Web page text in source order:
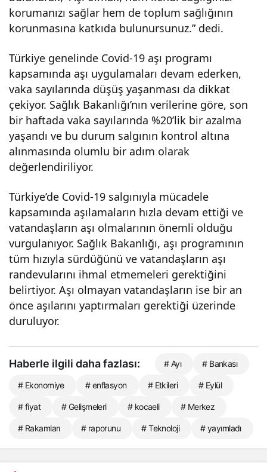
korumanızı sağlar hem de toplum sağlığının
korunmasına katkıda bulunursunuz.” dedi.
Türkiye genelinde Covid-19 aşı programı
kapsamında aşı uygulamaları devam ederken,
vaka sayılarında düşüş yaşanması da dikkat
çekiyor. Sağlık Bakanlığı’nın verilerine göre, son
bir haftada vaka sayılarında %20’lik bir azalma
yaşandı ve bu durum salgının kontrol altına
alınmasında olumlu bir adım olarak
değerlendiriliyor.
Türkiye’de Covid-19 salgınıyla mücadele
kapsamında aşılamaların hızla devam ettiği ve
vatandaşların aşı olmalarının önemli olduğu
vurgulanıyor. Sağlık Bakanlığı, aşı programının
tüm hızıyla sürdüğünü ve vatandaşların aşı
randevularını ihmal etmemeleri gerektiğini
belirtiyor. Aşı olmayan vatandaşların ise bir an
önce aşılarını yaptırmaları gerektiği üzerinde
duruluyor.
Haberle ilgili daha fazlası: # Ayı # Bankası
# Ekonomiye # enflasyon # Etkileri # Eylül
# fiyat # Gelişmeleri # kocaeli # Merkez
# Rakamları # raporunu # Teknoloji # yayımladı